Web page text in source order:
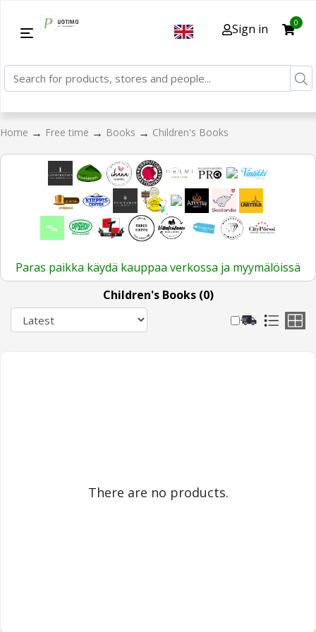
Sign in 0
Home → Free time → Books → Children's Books
Paras paikka käydä kauppaa verkossa ja myymälöissä
Children's Books (0)
There are no products.